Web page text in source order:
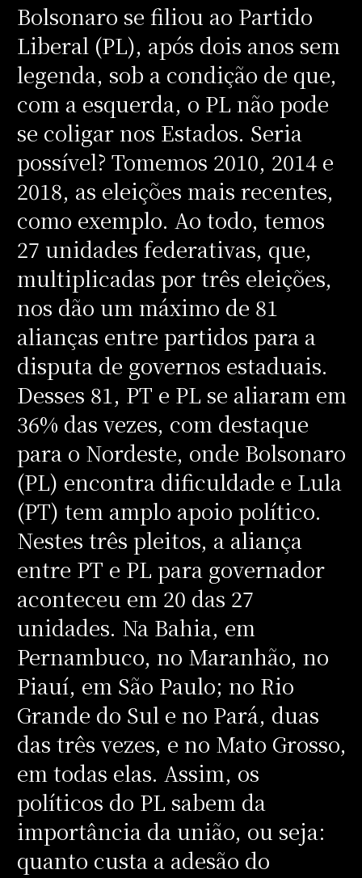
Bolsonaro se filiou ao Partido
Liberal (PL), após dois anos sem
legenda, sob a condição de que,
com a esquerda, o PL não pode
se coligar nos Estados. Seria
possível? Tomemos 2010, 2014 e
2018, as eleições mais recentes,
como exemplo. Ao todo, temos
27 unidades federativas, que,
multiplicadas por três eleições,
nos dão um máximo de 81
alianças entre partidos para a
disputa de governos estaduais.
Desses 81, PT e PL se aliaram em
36% das vezes, com destaque
para o Nordeste, onde Bolsonaro
(PL) encontra dificuldade e Lula
(PT) tem amplo apoio político.
Nestes três pleitos, a aliança
entre PT e PL para governador
aconteceu em 20 das 27
unidades. Na Bahia, em
Pernambuco, no Maranhão, no
Piauí, em São Paulo; no Rio
Grande do Sul e no Pará, duas
das três vezes, e no Mato Grosso,
em todas elas. Assim, os
políticos do PL sabem da
importância da união, ou seja:
quanto custa a adesão do